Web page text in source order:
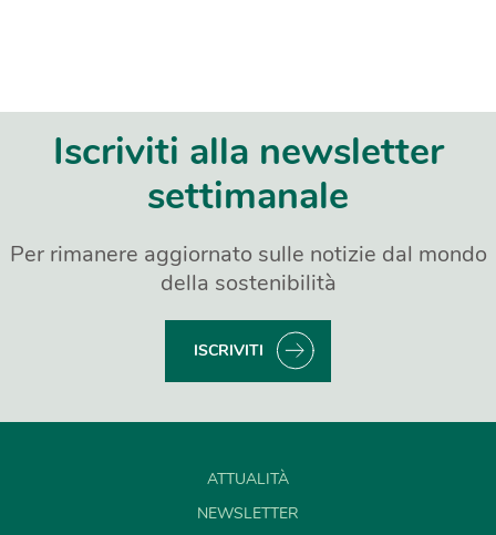
Iscriviti alla newsletter
settimanale
Per rimanere aggiornato sulle notizie dal mondo
della sostenibilità
ISCRIVITI
ATTUALITÀ
NEWSLETTER